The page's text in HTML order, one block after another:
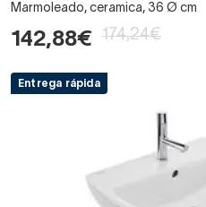
Marmoleado, ceramica, 36 Ø cm
142,88€ 174,24€
Entrega rápida